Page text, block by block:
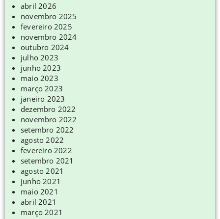
abril 2026
novembro 2025
fevereiro 2025
novembro 2024
outubro 2024
julho 2023
junho 2023
maio 2023
março 2023
janeiro 2023
dezembro 2022
novembro 2022
setembro 2022
agosto 2022
fevereiro 2022
setembro 2021
agosto 2021
junho 2021
maio 2021
abril 2021
março 2021